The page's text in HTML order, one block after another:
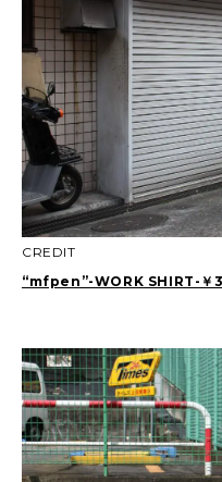
CREDIT
“mfpen”-WORK SHIRT-